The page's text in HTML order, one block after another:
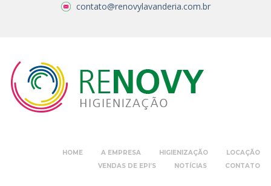
contato@renovylavanderia.com.br
HOME A EMPRESA HIGIENIZAÇÃO
LOCAÇÃO
VENDAS DE EPI’S
NOTÍCIAS CONTATO